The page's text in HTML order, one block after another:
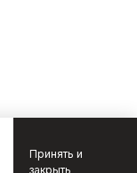
Принять и
закрыть